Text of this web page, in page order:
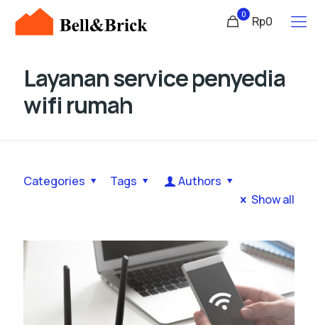
0 Rp0
Layanan service penyedia
wifi rumah
Categories Tags
Authors
Show all